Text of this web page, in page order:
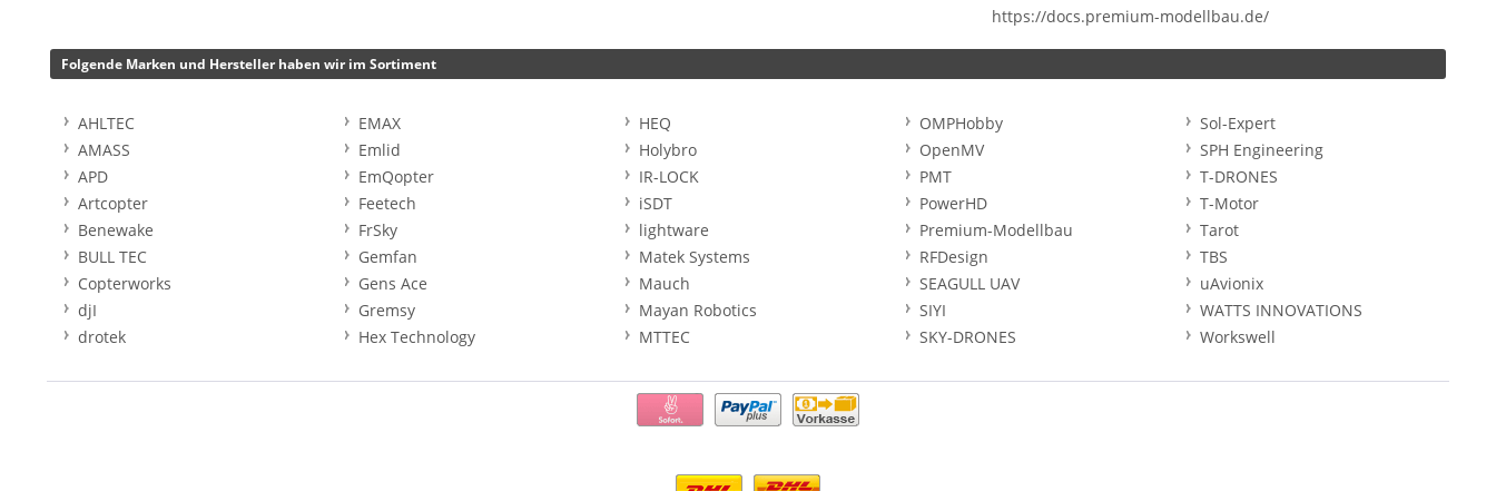
https://docs.premium-modellbau.de/
Folgende Marken und Hersteller haben wir im Sortiment
AHLTEC
AMASS
APD
Artcopter
Benewake
BULL TEC
Copterworks
djI
drotek
EMAX
Emlid
EmQopter
Feetech
FrSky
Gemfan
Gens Ace
Gremsy
Hex Technology
HEQ
Holybro
IR-LOCK
iSDT
lightware
Matek Systems
Mauch
Mayan Robotics
MTTEC
OMPHobby
OpenMV
PMT
PowerHD
Premium-Modellbau
RFDesign
SEAGULL UAV
SIYI
SKY-DRONES
Sol-Expert
SPH Engineering
T-DRONES
T-Motor
Tarot
TBS
uAvionix
WATTS INNOVATIONS
Workswell